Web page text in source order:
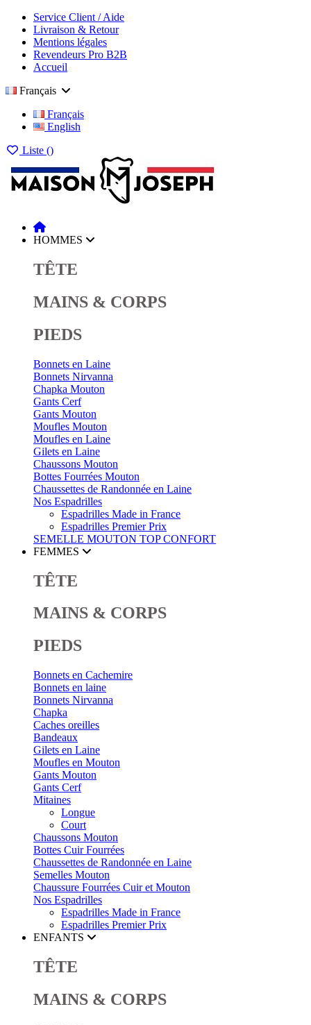
Service Client / Aide
Livraison & Retour
Mentions légales
Revendeurs Pro B2B
Accueil
Français
Français
English
Liste ()
HOMMES
TÊTE
MAINS & CORPS
PIEDS
Bonnets en Laine
Bonnets Nirvanna
Chapka Mouton
Gants Cerf
Gants Mouton
Moufles Mouton
Moufles en Laine
Gilets en Laine
Chaussons Mouton
Bottes Fourrées Mouton
Chaussettes de Randonnée en Laine
Nos Espadrilles
Espadrilles Made in France
Espadrilles Premier Prix
SEMELLE MOUTON TOP CONFORT
FEMMES
TÊTE
MAINS & CORPS
PIEDS
Bonnets en Cachemire
Bonnets en laine
Bonnets Nirvanna
Chapka
Caches oreilles
Bandeaux
Gilets en Laine
Moufles en Mouton
Gants Mouton
Gants Cerf
Mitaines
Longue
Court
Chaussons Mouton
Bottes Cuir Fourrées
Chaussettes de Randonnée en Laine
Semelles Mouton
Chaussure Fourrées Cuir et Mouton
Nos Espadrilles
Espadrilles Made in France
Espadrilles Premier Prix
ENFANTS
TÊTE
MAINS & CORPS